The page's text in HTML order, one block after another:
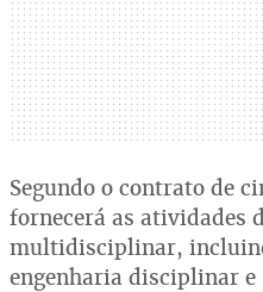
Segundo o contrato de
fornecerá as atividades
multidisciplinar,
engenharia disciplinar e